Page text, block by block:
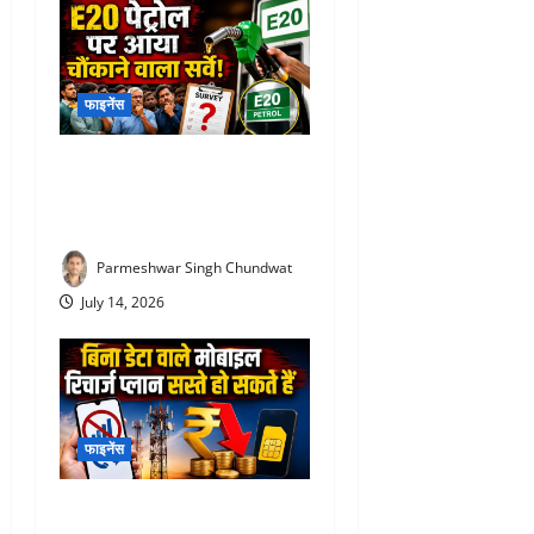
फाइनेंस
Parmeshwar Singh Chundwat
July 14, 2026
फाइनेंस